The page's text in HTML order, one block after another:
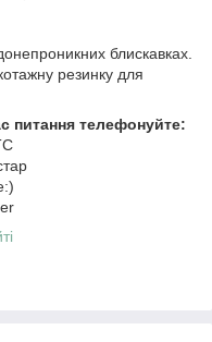
блискавках.
резинку для
питання телефонуйте: